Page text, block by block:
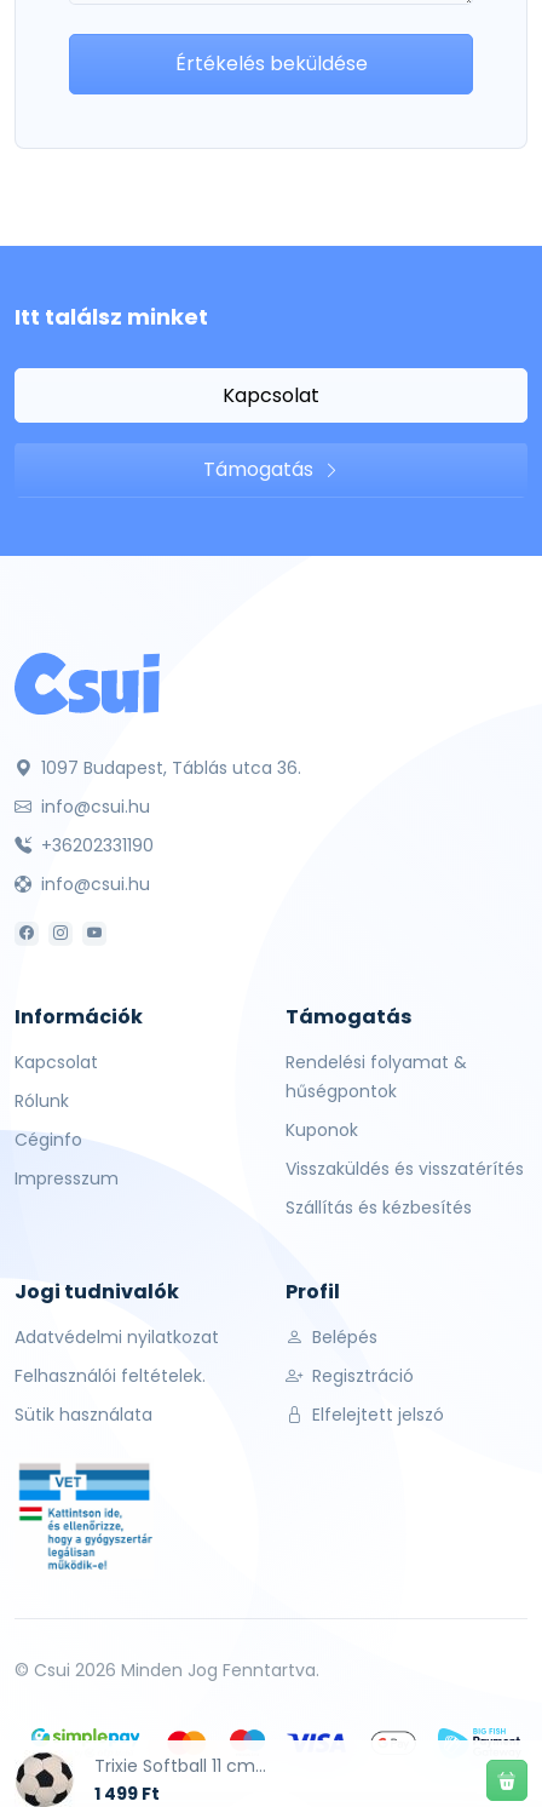
Trixie Softball 11 cm...
1 499 Ft
Értékelés beküldése
Itt találsz minket
Kapcsolat
Támogatás
1097 Budapest, Táblás utca 36.
info@csui.hu
+36202331190
info@csui.hu
Információk
Kapcsolat
Rólunk
Céginfo
Impresszum
Támogatás
Rendelési folyamat &
hűségpontok
Kuponok
Visszaküldés és visszatérítés
Szállítás és kézbesítés
Jogi tudnivalók
Adatvédelmi nyilatkozat
Felhasználói feltételek.
Sütik használata
Profil
Belépés
Regisztráció
Elfelejtett jelszó
© Csui 2026 Minden Jog Fenntartva.